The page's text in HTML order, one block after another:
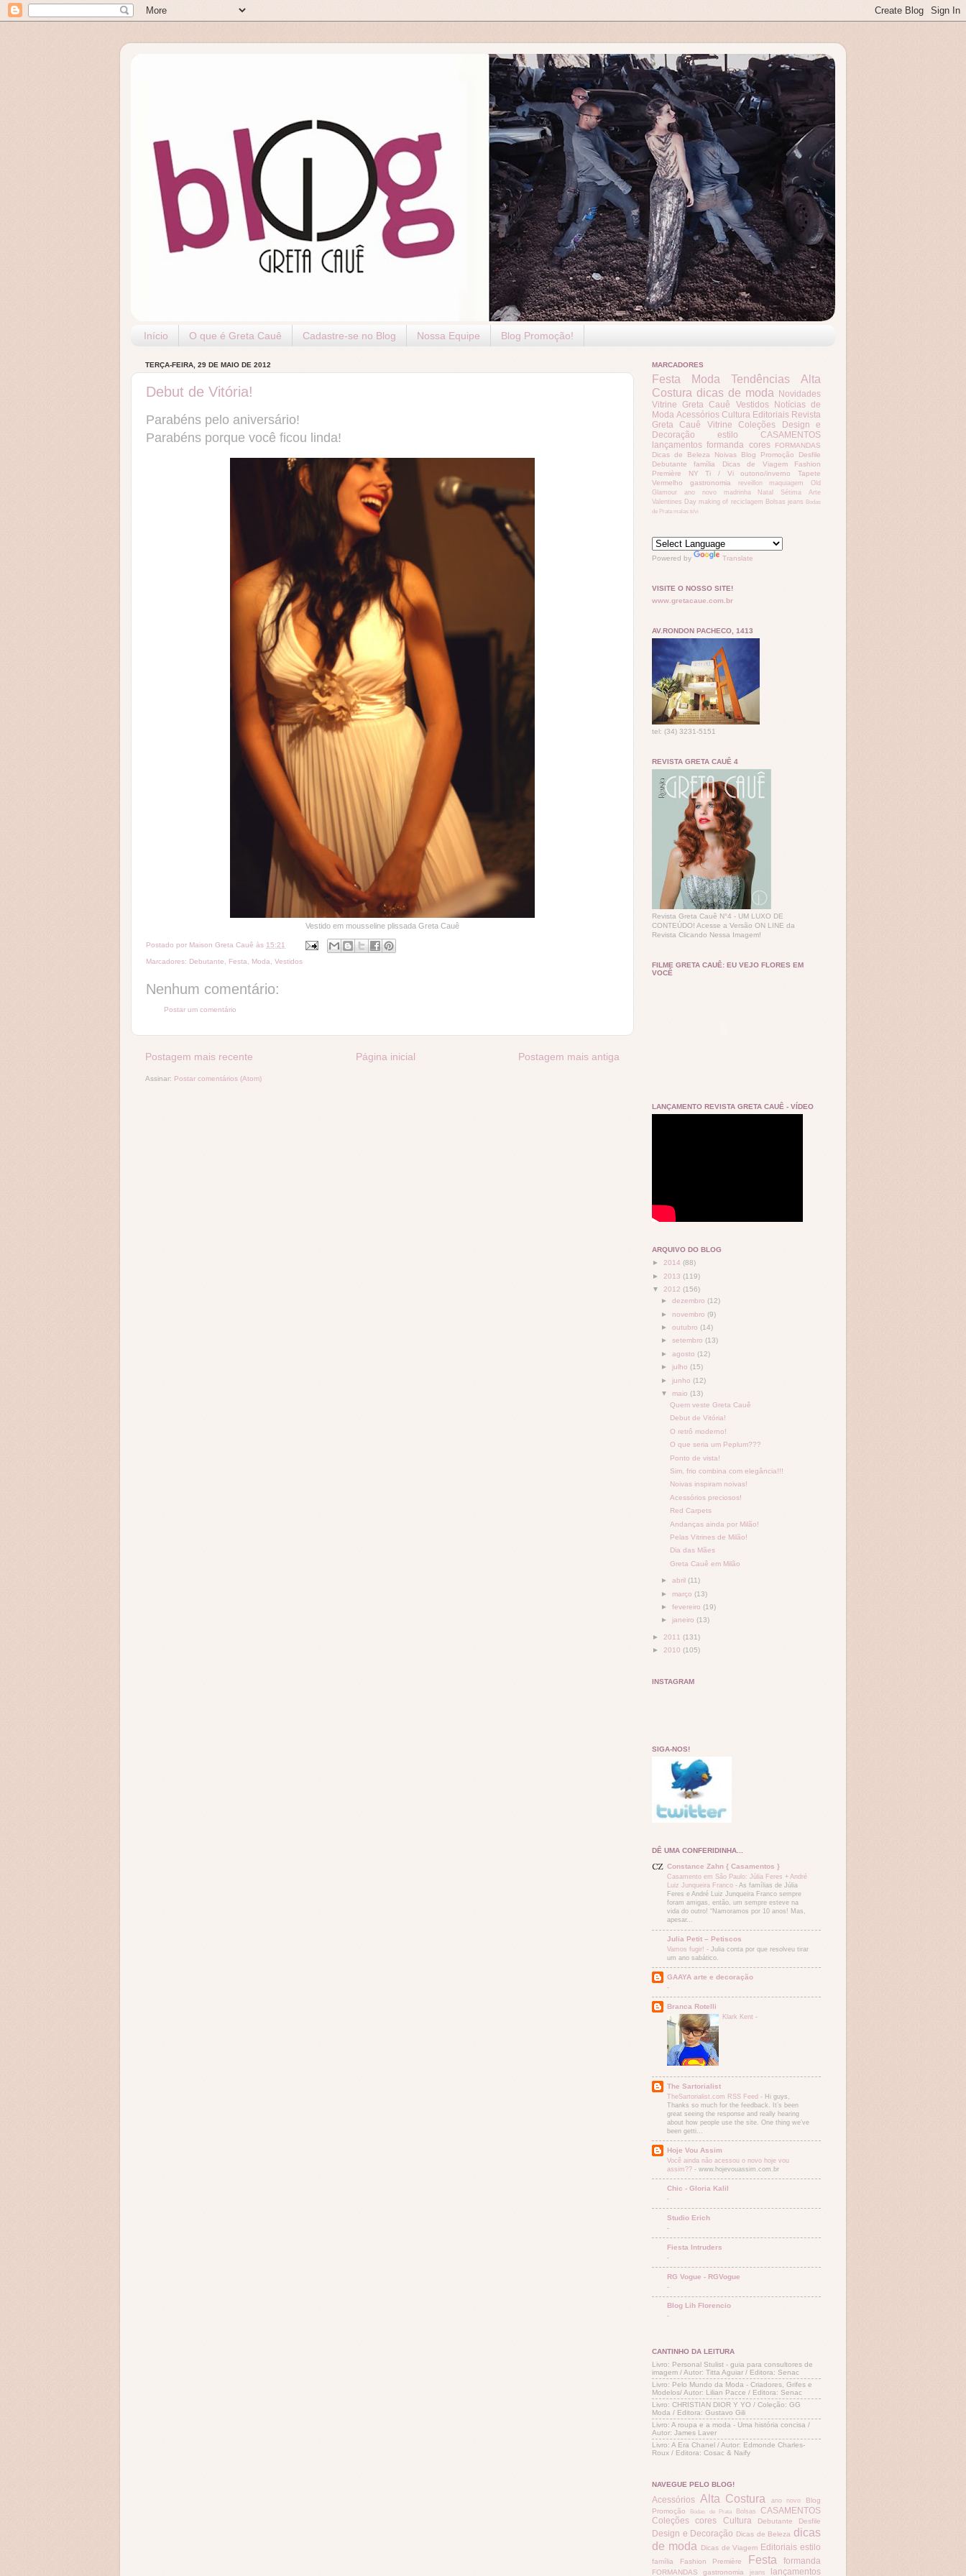
Início O que é Greta Cauê Cadastre-se no Blog Nossa Equipe Blog Promoção!
TERÇA-FEIRA, 29 DE MAIO DE 2012
Debut de Vitória!
Parabéns pelo aniversário!
Parabéns porque você ficou linda!
Vestido em mousseline plissada Greta Cauê
Postado por Maison Greta Cauê às 15:21
Marcadores: Debutante Festa Moda Vestidos
Nenhum comentário:
Postar um comentário
Postagem mais recente Postagem mais antiga
Página inicial
Assinar: Postar comentários (Atom)
MARCADORES
Festa Moda Tendências
Alta
Costura dicas de moda
Novidades
Vitrine Greta Cauê
Vestidos
Notícias de
Moda Acessórios Cultura Editoriais Revista
Greta Cauê
Vitrine Coleções
Design e
Decoração
estilo
CASAMENTOS
lançamentos formanda cores
FORMANDAS
Dicas de Beleza
Noivas Blog Promoção
Desfile
Debutante
família Dicas de Viagem
Fashion
Première
NY Ti / Vi outono/inverno
Tapete
Vermelho
gastronomia reveillon maquiagem
Old
Glamour
ano novo madrinha Natal
Sétima Arte
Valentines Day making of reciclagem Bolsas jeans
Bodas
de Prata malas ti/vi
Powered by Translate
VISITE O NOSSO SITE!
www.gretacaue.com.br
AV.RONDON PACHECO, 1413
tel: (34) 3231-5151
REVISTA GRETA CAUÊ 4
Revista Greta Cauê N°4 - UM LUXO DE
CONTEÚDO! Acesse a Versão ON LINE da
Revista Clicando Nessa Imagem!
FILME GRETA CAUÊ: EU VEJO FLORES EM
VOCÊ
LANÇAMENTO REVISTA GRETA CAUÊ - VÍDEO
ARQUIVO DO BLOG
► 2014 (88)
► 2013 (119)
▼ 2012 (156)
► dezembro (12)
► novembro (9)
► outubro (14)
► setembro (13)
► agosto (12)
► julho (15)
► junho (12)
▼ maio (13)
Quem veste Greta Cauê
Debut de Vitória!
O retrô moderno!
O que seria um Peplum???
Ponto de vista!
Sim, frio combina com elegância!!!
Noivas inspiram noivas!
Acessórios preciosos!
Red Carpets
Andanças ainda por Milão!
Pelas Vitrines de Milão!
Dia das Mães
Greta Cauê em Milão
► abril (11)
► março (13)
► fevereiro (19)
► janeiro (13)
► 2011 (131)
► 2010 (105)
INSTAGRAM
SIGA-NOS!
DÊ UMA CONFERIDINHA...
Constance Zahn { Casamentos }
Casamento em São Paulo: Júlia Feres + André
Luiz Junqueira Franco -As famílias de Júlia
Feres e André Luiz Junqueira Franco sempre
foram amigas, então, um sempre esteve na
vida do outro! “Namoramos por 10 anos! Mas,
apesar...
Julia Petit – Petiscos
Vamos fugir! - Julia conta por que resolveu tirar
um ano sabático.
GAAYA arte e decoração
-
Branca Rotelli
Klark Kent -
The Sartorialist
TheSartorialist.com RSS Feed - Hi guys,
Thanks so much for the feedback. It’s been
great seeing the response and really hearing
about how people use the site. One thing we’ve
been getti...
Hoje Vou Assim
Você ainda não acessou o novo hoje vou
assim?? - www.hojevouassim.com.br
Chic - Gloria Kalil
-
Studio Erich
-
Fiesta Intruders
-
RG Vogue - RGVogue
-
Blog Lih Florencio
-
CANTINHO DA LEITURA
Livro: Personal Stulist - guia para consultores de
imagem / Autor: Titta Aguiar / Editora: Senac
Livro: Pelo Mundo da Moda - Criadores, Grifes e
Modelos/ Autor: Lilian Pacce / Editora: Senac
Livro: CHRISTIAN DIOR Y YO / Coleção: GG
Moda / Editora: Gustavo Gili
Livro: A roupa e a moda - Uma história concisa /
Autor: James Laver
Livro: A Era Chanel / Autor: Edmonde Charles-
Roux / Editora: Cosac & Naify
NAVEGUE PELO BLOG!
Acessórios Alta Costura ano novo
Blog
Promoção
Bodas de Prata Bolsas
CASAMENTOS
Coleções cores Cultura Debutante Desfile
Design e Decoração Dicas de Beleza dicas
de moda
Dicas de Viagem Editoriais estilo
família Fashion Première Festa formanda
FORMANDAS gastronomia jeans lançamentos